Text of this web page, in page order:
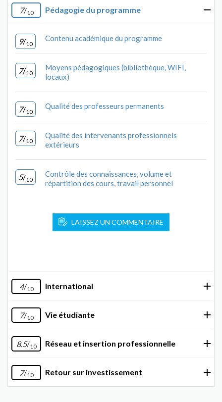
7/10 Pédagogie du programme
9/10
Contenu académique du programme
7/10
Moyens pédagogiques (bibliothèque, WIFI,
locaux)
7/10
Qualité des professeurs permanents
7/10
Qualité des intervenants professionnels
extérieurs
5/10
Contrôle des connaissances, volume et
répartition des cours, travail personnel
LAISSEZ UN COMMENTAIRE
4/10 International
7/10 Vie étudiante
8.5/10 Réseau et insertion professionnelle
7/10 Retour sur investissement